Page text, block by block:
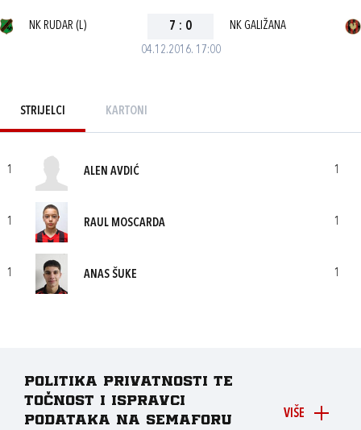
04.12.2016. 17:00
NK RUDAR (L) 7 : 0 NK GALIŽANA
STRIJELCI KARTONI
1 ALEN AVDIĆ 1
1 RAUL MOSCARDA 1
1 ANAS ŠUKE 1
VIŠE
Politika privatnosti te
točnost i ispravci
podataka na Semaforu